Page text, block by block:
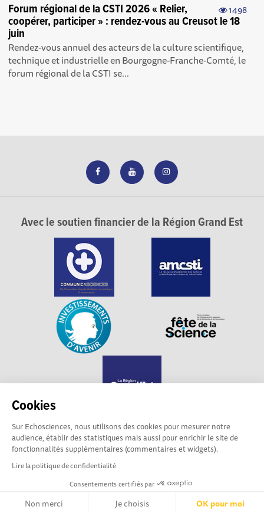
Cookies
Sur Echosciences, nous utilisons des cookies pour mesurer notre
audience, établir des statistiques mais aussi pour enrichir le site de
fonctionnalités supplémentaires (commentaires et widgets).
Lire la politique de confidentialité
Consentements certifiés par
Non merci Je choisis OK pour moi
1498
Forum régional de la CSTI 2026 « Relier,
coopérer, participer » : rendez-vous au Creusot le 18
juin
Rendez-vous annuel des acteurs de la culture scientifique,
technique et industrielle en Bourgogne-Franche-Comté, le
forum régional de la CSTI se...
Avec le soutien financier de la Région Grand Est
Echosciences Grand Est est propulsé par
Communicasciences
Mentions légales|Politique de confidentialité
Ligne éditoriale